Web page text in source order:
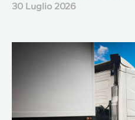
30 Luglio 2026